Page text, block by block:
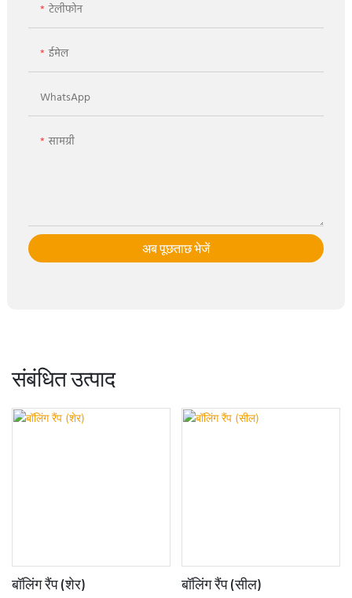
टेलीफोन
ईमेल
WhatsApp
सामग्री
अब पूछताछ भेजें
संबंधित उत्पाद
बॉलिंग रैंप (शेर) बॉलिंग रैंप (सील)